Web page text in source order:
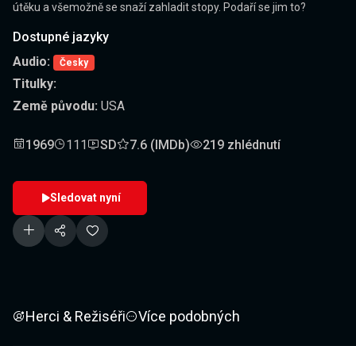
útěku a všemožně se snaží zahladit stopy. Podaří se jim to?
Dostupné jazyky
Audio:
Česky
Titulky:
Země původu: USA
1969 111 SD 7.6 (IMDb) 219 zhlédnutí
Sledovat nyní
Herci & Režiséři Více podobných